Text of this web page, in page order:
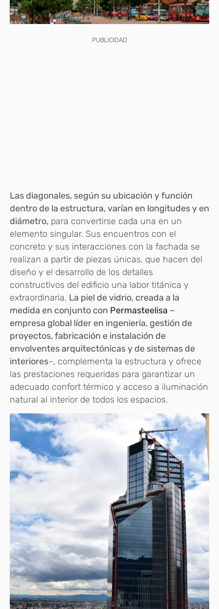
PUBLICIDAD
Las diagonales, según su ubicación y función
dentro de la estructura, varían en longitudes y en
diámetro, para convertirse cada una en un
elemento singular. Sus encuentros con el
concreto y sus interacciones con la fachada se
realizan a partir de piezas únicas, que hacen del
diseño y el desarrollo de los detalles
constructivos del edificio una labor titánica y
extraordinaria. La piel de vidrio, creada a la
medida en conjunto con Permasteelisa –
empresa global líder en ingeniería, gestión de
proyectos, fabricación e instalación de
envolventes arquitectónicas y de sistemas de
interiores–, complementa la estructura y ofrece
las prestaciones requeridas para garantizar un
adecuado confort térmico y acceso a iluminación
natural al interior de todos los espacios.